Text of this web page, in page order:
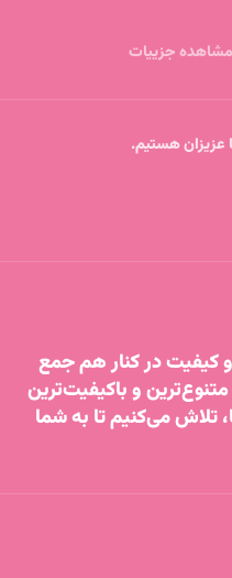
کیفیت در کنار هم جمع
و باکیفیت‌ترین
تلاش می‌کنیم تا به شما